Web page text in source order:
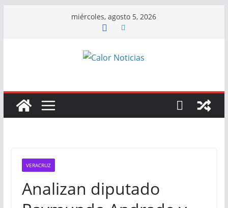
miércoles, agosto 5, 2026
VERACRUZ
Analizan diputado